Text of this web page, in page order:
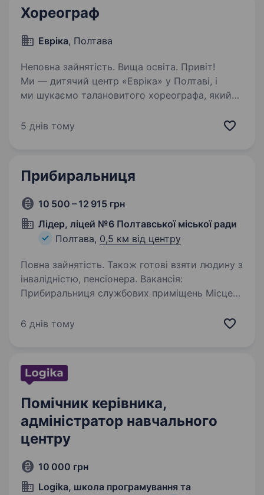
Хореограф
Евріка, Полтава
Неповна зайнятість. Вища освіта. Привіт!
Ми — дитячий центр «Евріка» у Полтаві, і
ми шукаємо талановитого хореографа, який
пластику і любов до танцю. Якщо ти хочеш
5 днів тому
Прибиральниця
10 500 – 12 915 грн
Лідер, ліцей №6 Полтавської міської ради
Полтава, 0,5 км від центру
Повна зайнятість. Також готові взяти людину з
інвалідністю, пенсіонера. Вакансія:
Прибиральниця службових приміщень Місце
ради Обов’язки: Прибирання службових
6 днів тому
Помічник керівника,
адміністратор навчального
центру
10 000 грн
Logika, школа програмування та